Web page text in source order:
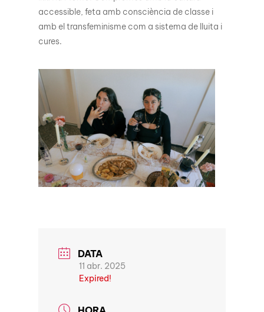
accessible, feta amb consciència de classe i
amb el transfeminisme com a sistema de lluita i
cures.
DATA
11 abr. 2025
Expired!